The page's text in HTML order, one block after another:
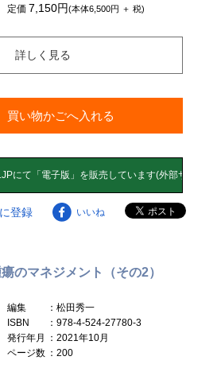
定価 7,150円(本体6,500円 ＋ 税)
詳しく見る
買い物かごへ入れる
登録 いいね
のマネジメント（その2）
編集
：松田秀一
ISBN
：978-4-524-27780-3
発行年月
：2021年10月
ページ数 ：200